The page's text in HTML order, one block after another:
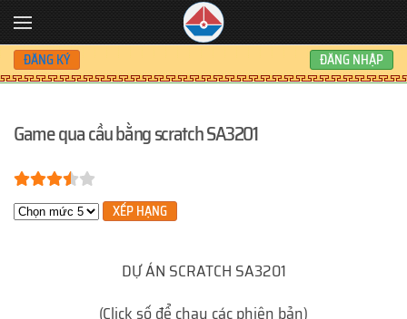
Skip to main content
ĐĂNG KÝ ĐĂNG NHẬP
Game qua cầu bằng scratch SA3201
Bạn đánh giá:
Xin hãy xếp hạng
DỰ ÁN SCRATCH SA3201
(Click số để chạy các phiên bản)